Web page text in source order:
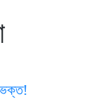
ভক্ত!